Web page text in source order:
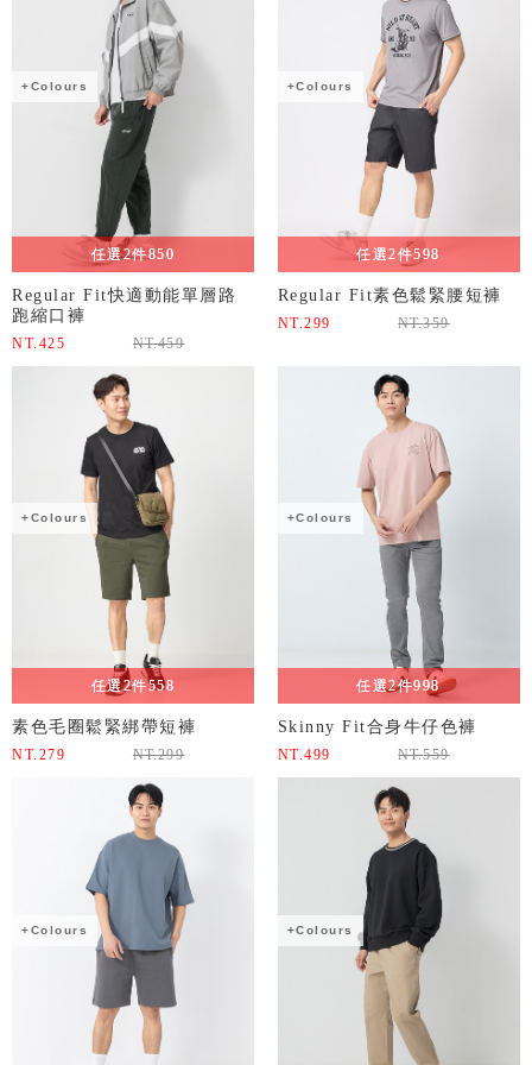
+Colours
任選2件850
Regular Fit快適動能單層路
跑縮口褲
NT. 425 NT.459
+Colours
任選2件598
Regular Fit素色鬆緊腰短褲
NT. 299 NT.359
+Colours
任選2件558
素色毛圈鬆緊綁帶短褲
NT. 279 NT.299
+Colours
任選2件998
Skinny Fit合身牛仔色褲
NT.499 NT.559
+Colours +Colours